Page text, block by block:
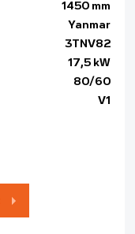
1450 mm
Yanmar
3TNV82
17,5 kW
80/60
V1